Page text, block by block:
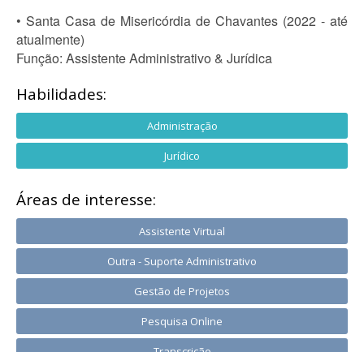
• Santa Casa de Misericórdia de Chavantes (2022 - até
atualmente)
Função: Assistente Administrativo & Jurídica
Habilidades:
Administração
Jurídico
Áreas de interesse:
Assistente Virtual
Outra - Suporte Administrativo
Gestão de Projetos
Pesquisa Online